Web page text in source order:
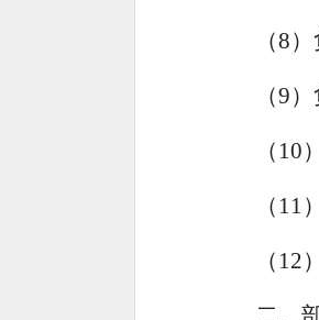
（8）
（9）
（ 10）
（ 11）
（ 12）